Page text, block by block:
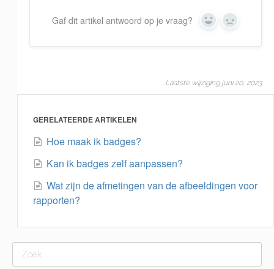
Gaf dit artikel antwoord op je vraag? Yes No
Laatste wijziging juni 20, 2023
GERELATEERDE ARTIKELEN
Hoe maak ik badges?
Kan ik badges zelf aanpassen?
Wat zijn de afmetingen van de afbeeldingen voor
rapporten?